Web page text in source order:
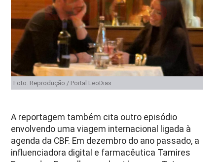
Foto: Reprodução / Portal LeoDias
A reportagem também cita outro episódio
envolvendo uma viagem internacional ligada à
agenda da CBF. Em dezembro do ano passado, a
influenciadora digital e farmacêutica Tamires